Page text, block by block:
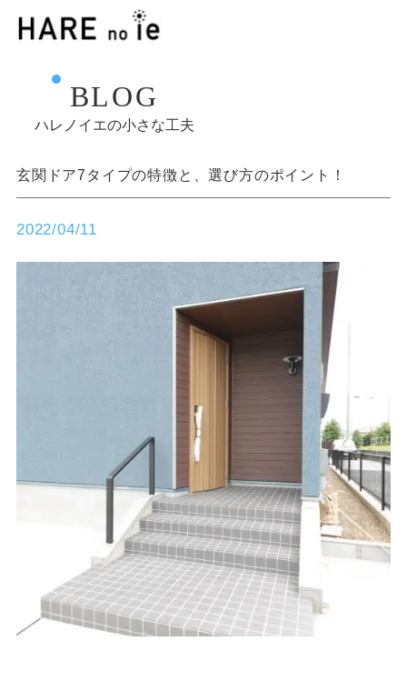
BLOG
ハレノイエの小さな工夫
玄関ドア7タイプの特徴と、選び方のポイント！
2022/04/11